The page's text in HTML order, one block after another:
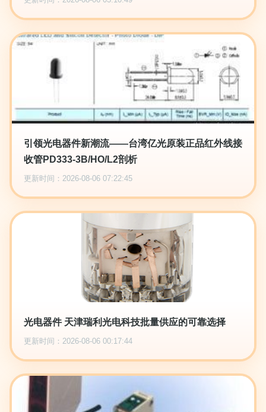
引领光电器件新潮流——台湾亿光原装正品红外线接
收管PD333-3B/HO/L2剖析
更新时间：2026-08-06 07:22:45
光电器件 天津瑞利光电科技批量供应的可靠选择
更新时间：2026-08-06 00:17:44